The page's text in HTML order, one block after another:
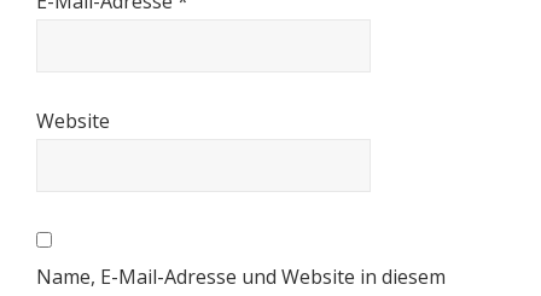
Website
Name, E-Mail-Adresse und Website in diesem